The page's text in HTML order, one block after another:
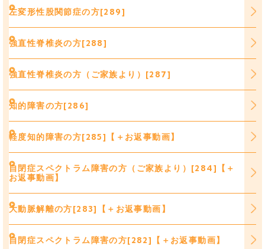
左変形性股関節症の方[289]
強直性脊椎炎の方[288]
強直性脊椎炎の方（ご家族より）[287]
知的障害の方[286]
軽度知的障害の方[285]【＋お返事動画】
自閉症スペクトラム障害の方（ご家族より）[284]【＋
お返事動画】
大動脈解離の方[283]【＋お返事動画】
自閉症スペクトラム障害の方[282]【＋お返事動画】